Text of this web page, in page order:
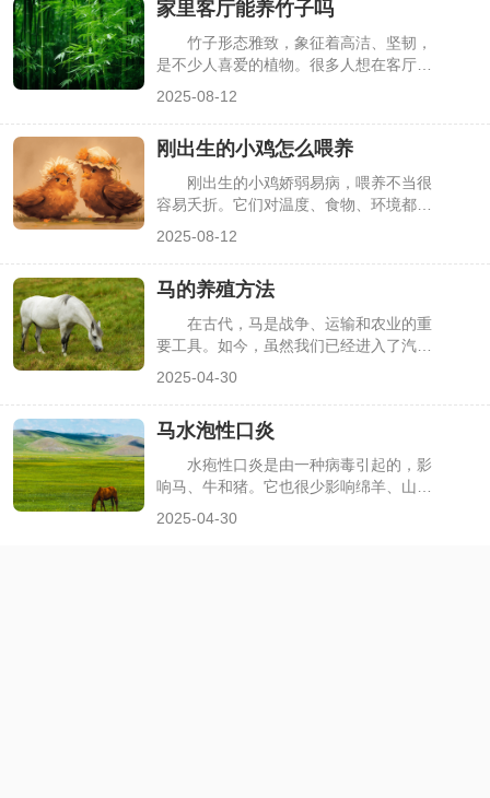
就来看看具体该怎么做。
家里客厅能养竹子吗
竹子形态雅致，象征着高洁、坚韧，
是不少人喜爱的植物。很多人想在客厅养
时候又该注意些什么？下面就来详细说
说。
2025-08-12
刚出生的小鸡怎么喂养
刚出生的小鸡娇弱易病，喂养不当很
容易夭折。它们对温度、食物、环境都有
特殊要求，需要精心照料。掌握科学的喂
率。下面就来看看刚出生的小鸡该如何喂
养。
2025-08-12
马的养殖方法
在古代，马是战争、运输和农业的重
要工具。如今，虽然我们已经进入了汽车
和机械化的时代，但马仍然是许多人的宠
殖感兴趣，下面，我们一起来看看马的养
殖方法。
2025-04-30
马水泡性口炎
水疱性口炎是由一种病毒引起的，影
响马、牛和猪。它也很少影响绵羊、山羊
2025-04-30